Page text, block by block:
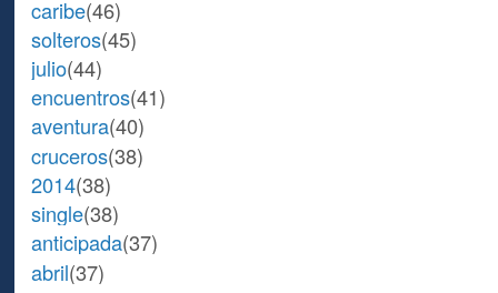
caribe(46)
solteros(45)
julio(44)
encuentros(41)
aventura(40)
cruceros(38)
2014(38)
single(38)
anticipada(37)
abril(37)